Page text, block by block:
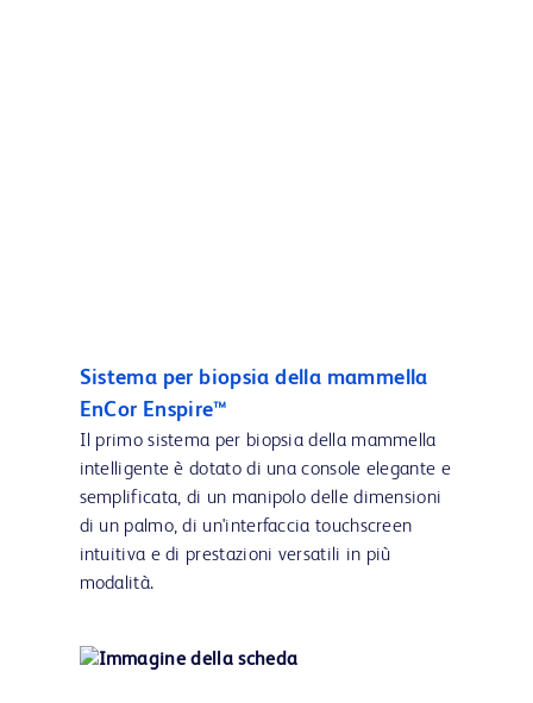
Sistema per biopsia della mammella
EnCor Enspire™
Il primo sistema per biopsia della mammella
intelligente è dotato di una console elegante e
semplificata, di un manipolo delle dimensioni
di un palmo, di un'interfaccia touchscreen
intuitiva e di prestazioni versatili in più
modalità.